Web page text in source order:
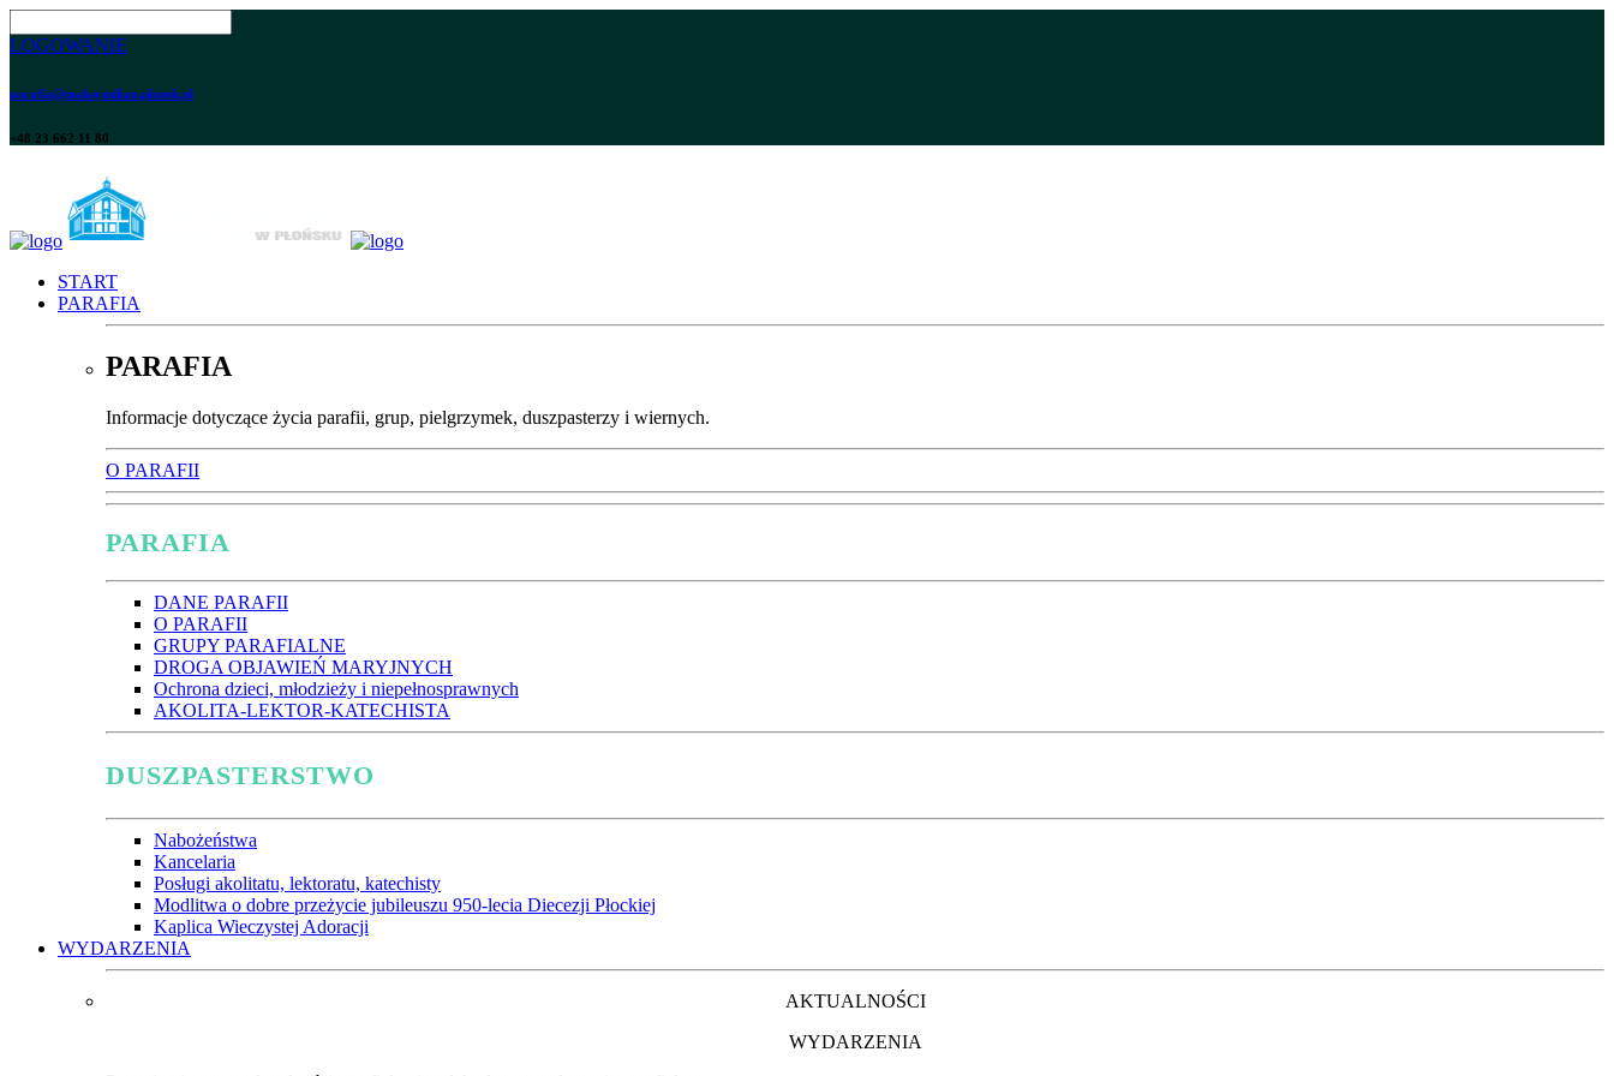
LOGOWANIE
parafia@maksymilian.plonsk.pl
+48 23 662 11 80
START
PARAFIA
PARAFIA
Informacje dotyczące życia parafii, grup, pielgrzymek, duszpasterzy i wiernych.
O PARAFII
PARAFIA
DANE PARAFII
O PARAFII
GRUPY PARAFIALNE
DROGA OBJAWIEŃ MARYJNYCH
Ochrona dzieci, młodzieży i niepełnosprawnych
AKOLITA-LEKTOR-KATECHISTA
DUSZPASTERSTWO
Nabożeństwa
Kancelaria
Posługi akolitatu, lektoratu, katechisty
Modlitwa o dobre przeżycie jubileuszu 950-lecia Diecezji Płockiej
Kaplica Wieczystej Adoracji
WYDARZENIA
AKTUALNOŚCI
WYDARZENIA